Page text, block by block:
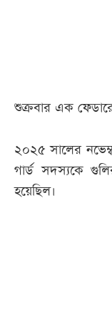
পেপার
শুক্রবার এক
২০২৫ সালের
গার্ড সদস্যকে
হয়েছিল।